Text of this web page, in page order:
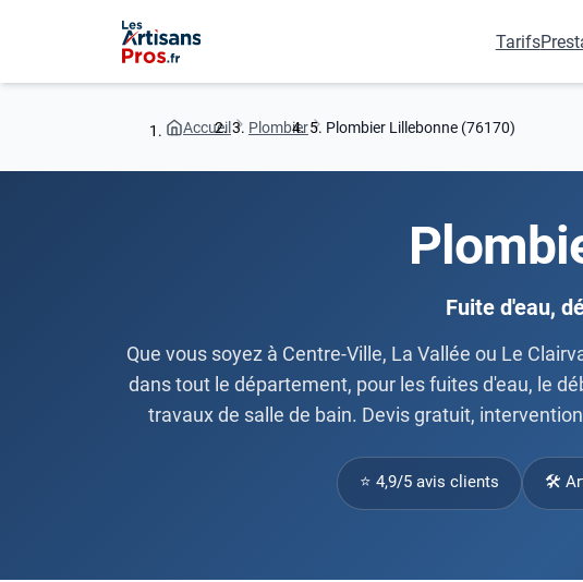
Tarifs
Accueil Plombier Plombier Lillebonne (76170)
Fuite d'eau,
Que vous soyez à Centre-Ville, La Vallée ou Le
dans tout le département, pour les fuites d'eau, le
travaux de salle de bain. Devis gratuit,
⭐ 4,9/5 avis clients 🛠